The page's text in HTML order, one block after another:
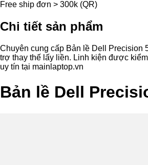
Free ship đơn > 300k (QR)
Chi tiết sản phẩm
Chuyên cung cấp Bản lề Dell Precision
trợ thay thế lấy liền. Linh kiện được
uy tín tại mainlaptop.vn
Bản lề Dell